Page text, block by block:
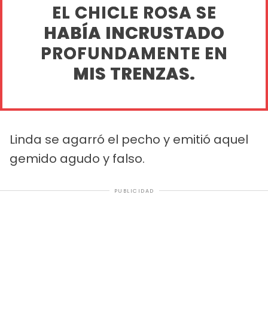
EL CHICLE ROSA SE
HABÍA INCRUSTADO
PROFUNDAMENTE EN
MIS TRENZAS.
Linda se agarró el pecho y emitió aquel
gemido agudo y falso.
PUBLICIDAD